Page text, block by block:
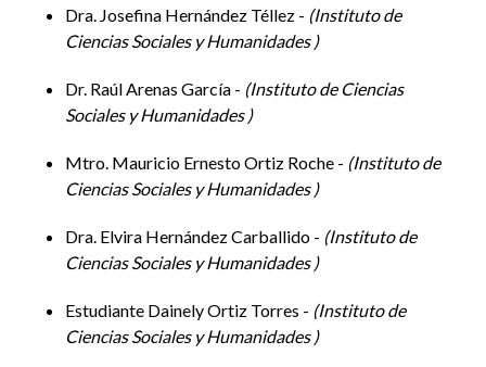
Dra. Josefina Hernández Téllez - Instituto de
Ciencias Sociales y Humanidades
Dr. Raúl Arenas García - Instituto de Ciencias
Sociales y Humanidades
Mtro. Mauricio Ernesto Ortiz Roche - Instituto de
Ciencias Sociales y Humanidades
Dra. Elvira Hernández Carballido - Instituto de
Ciencias Sociales y Humanidades
Estudiante Dainely Ortiz Torres - Instituto de
Ciencias Sociales y Humanidades